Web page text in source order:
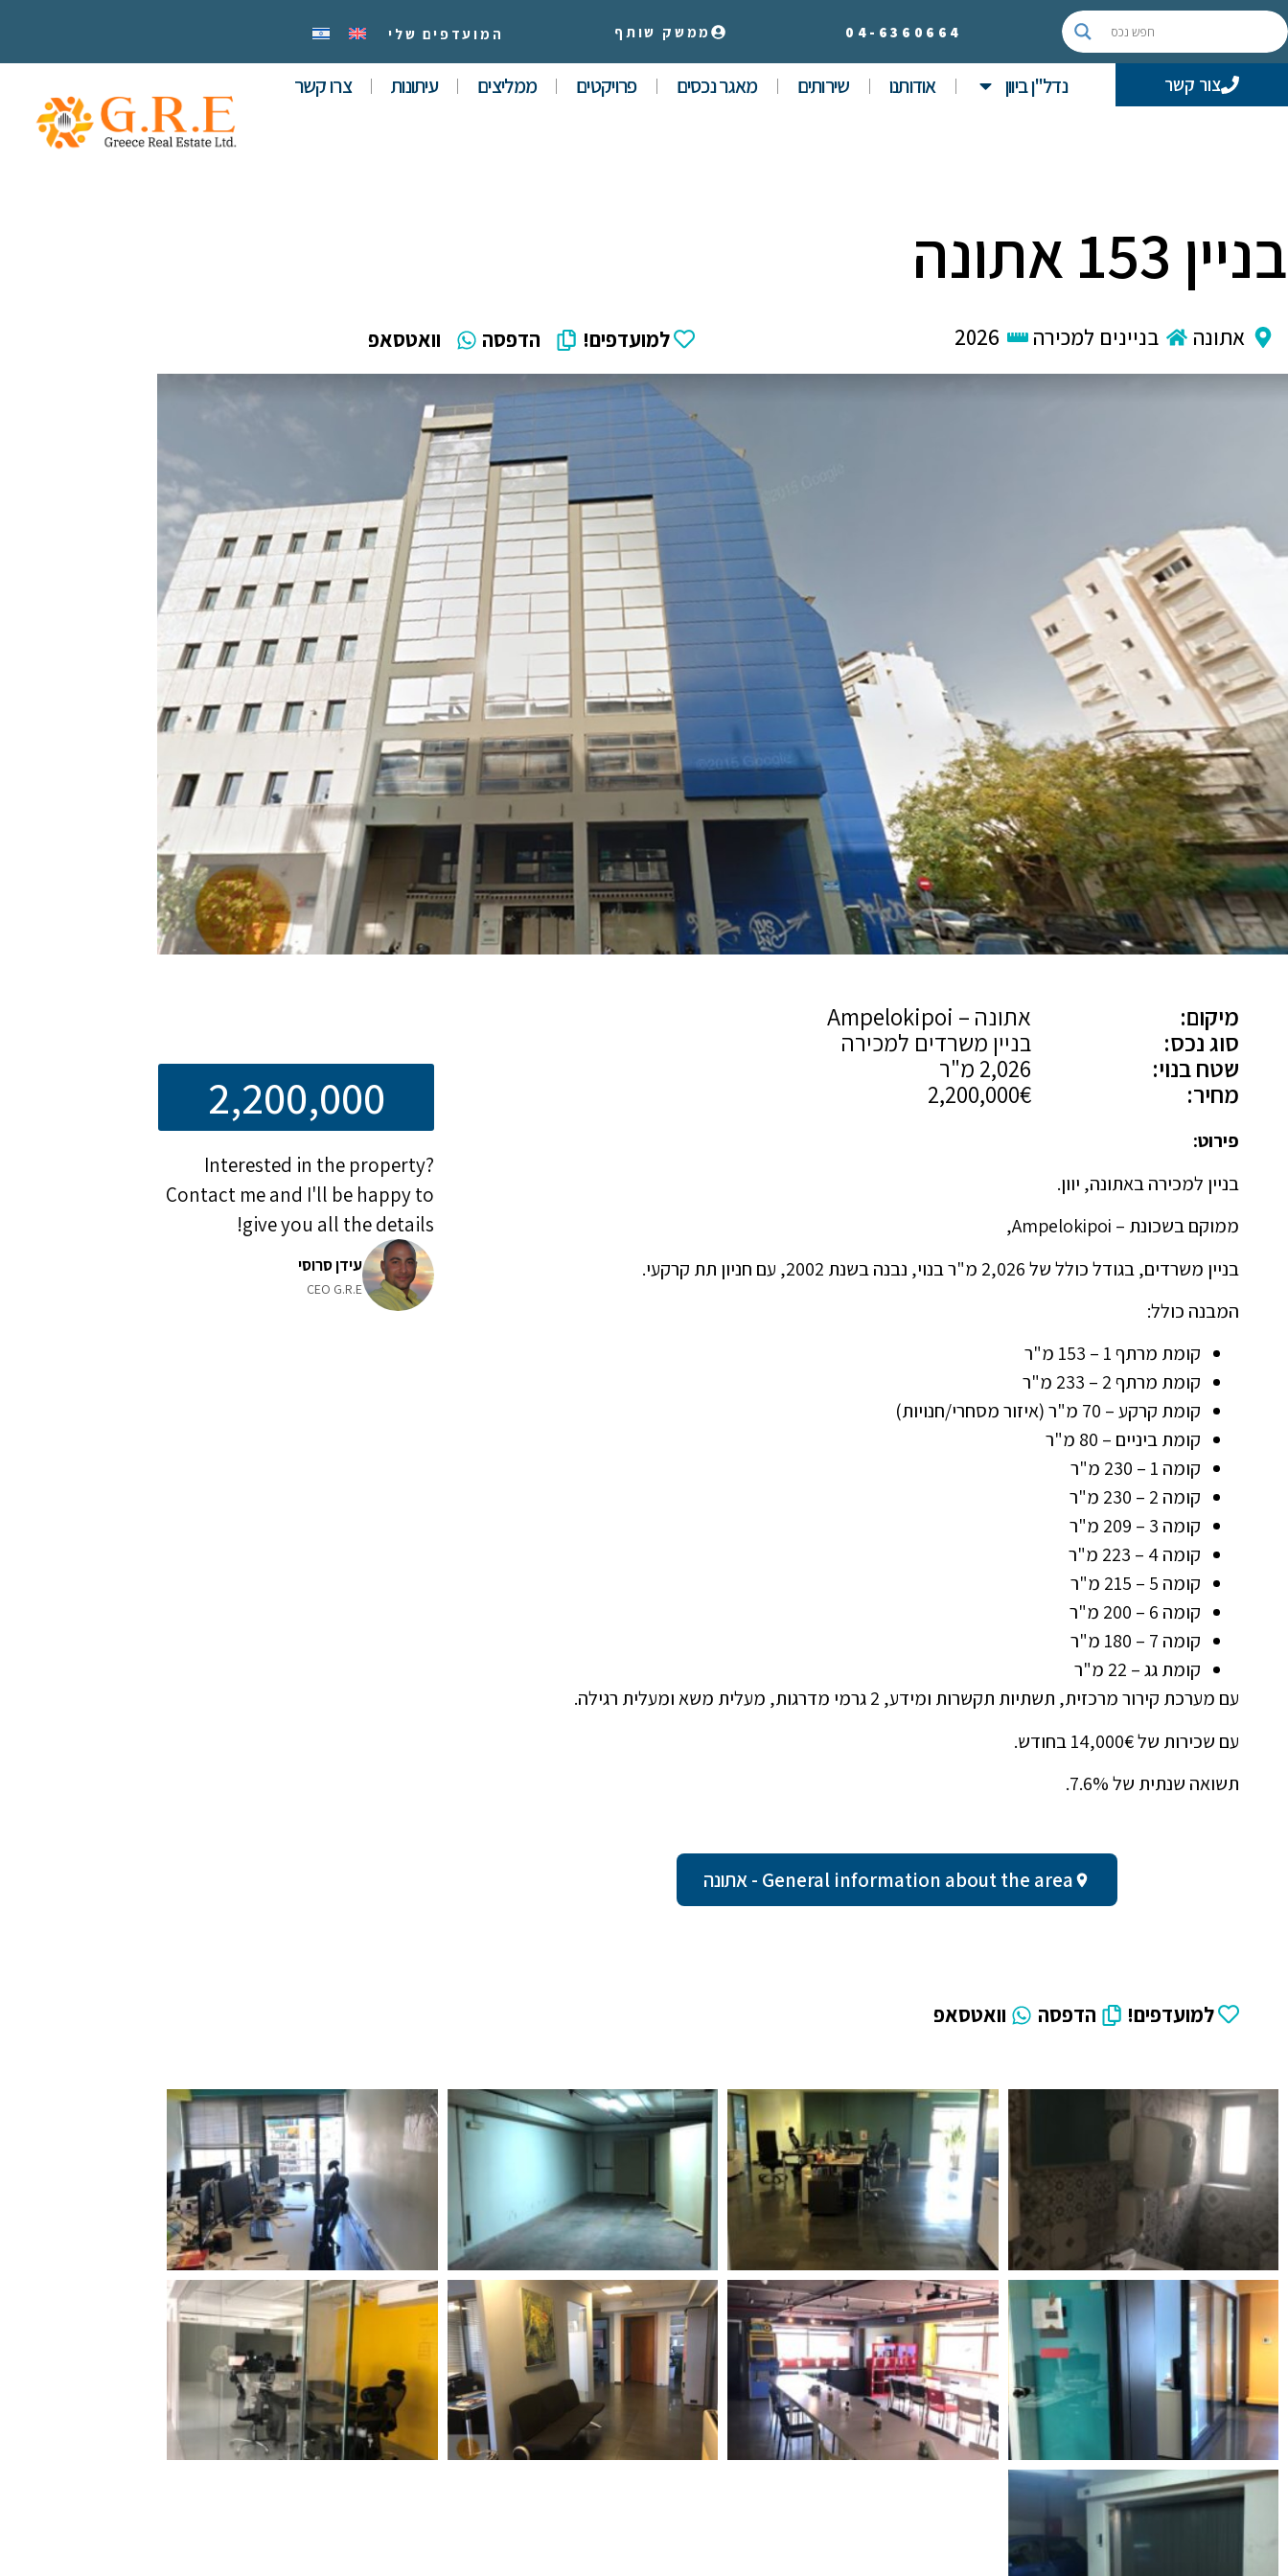
04- 6360664 ממשק שותף המועדפים שלי
צור קשר נדל"ן ביוון אודותנו שירותים מאגר נכסים פרויקטים ממליצים עיתונות צרו קשר
בניין 153 אתונה
אתונה בניינים למכירה 2026 למועדפים! הדפסה וואטסאפ
מיקום:
אתונה – Ampelokipoi
סוג נכס:
בניין משרדים למכירה
שטח בנוי:
מחיר:
2,200,000€
פירוט:
בניין למכירה באתונה, יוון.
ממוקם בשכונת – Ampelokipoi,
בניין משרדים, בגודל כולל של 2,026 מ"ר בנוי, נבנה בשנת 2002, עם חניון תת קרקעי.
המבנה כולל:
קומת מרתף 1 – 153 מ"ר
קומת מרתף 2 – 233 מ"ר
קומת קרקע – 70 מ"ר (איזור מסחרי/חנויות)
קומת ביניים – 80 מ"ר
קומה 1 – 230 מ"ר
קומה 2 – 230 מ"ר
קומה 3 – 209 מ"ר
קומה 4 – 223 מ"ר
קומה 5 – 215 מ"ר
קומה 6 – 200 מ"ר
קומה 7 – 180 מ"ר
קומת גג – 22 מ"ר
עם מערכת קירור מרכזית, תשתיות תקשרות ומידע, 2 גרמי מדרגות, מעלית משא ומעלית רגילה.
עם שכירות של 14,000€ בחודש.
תשואה שנתית של 7.6%.
General information about the area - אתונה
למועדפים! הדפסה וואטסאפ
2,200,000
Interested in the property?
Contact me and I'll be happy to
give you all the details!
עידן סרוסי
CEO G.R.E